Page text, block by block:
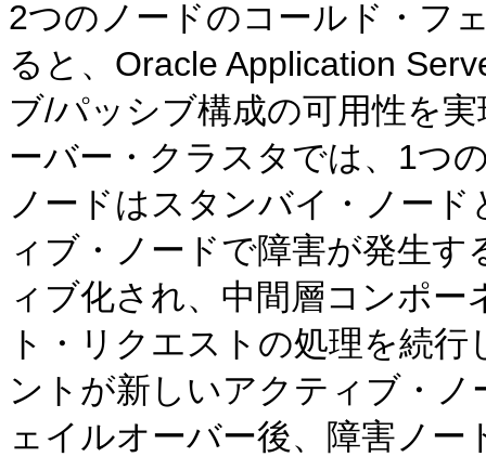
2つのノードのコールド・フ
ると、Oracle Application
ブ/パッシブ構成の可用性を
ーバー・クラスタでは、1つ
ノードはスタンバイ・ノー
ィブ・ノードで障害が発生
ィブ化され、中間層コンポ
ト・リクエストの処理を続
ントが新しいアクティブ・
ェイルオーバー後、障害ノ